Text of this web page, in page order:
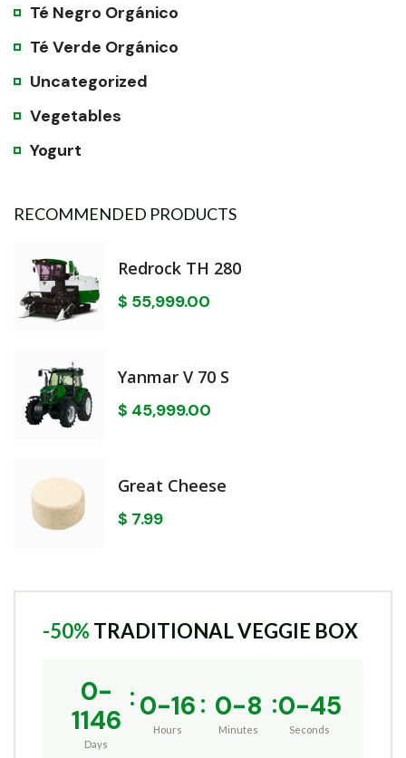
Té Negro Orgánico
Té Verde Orgánico
Uncategorized
Vegetables
Yogurt
RECOMMENDED PRODUCTS
Redrock TH 280
$ 55,999.00
Yanmar V 70 S
$ 45,999.00
Great Cheese
$ 7.99
-50% TRADITIONAL VEGGIE BOX
0-
1146
Days
0-16
Hours
0-8
Minutes
0-45
Seconds